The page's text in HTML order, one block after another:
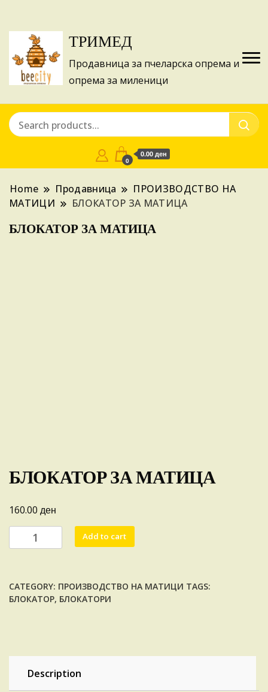
ТРИМЕД
Продавница за пчеларска опрема и
опрема за миленици
0
0.00 ден
Home Продавница
ПРОИЗВОДСТВО НА
МАТИЦИ
БЛОКАТОР ЗА МАТИЦА
БЛОКАТОР ЗА МАТИЦА
БЛОКАТОР ЗА МАТИЦА
160.00 ден
БЛОКАТОР
ЗА
Add to cart
CATEGORY: ПРОИЗВОДСТВО НА МАТИЦИ TAGS:
БЛОКАТОР, БЛОКАТОРИ
Description